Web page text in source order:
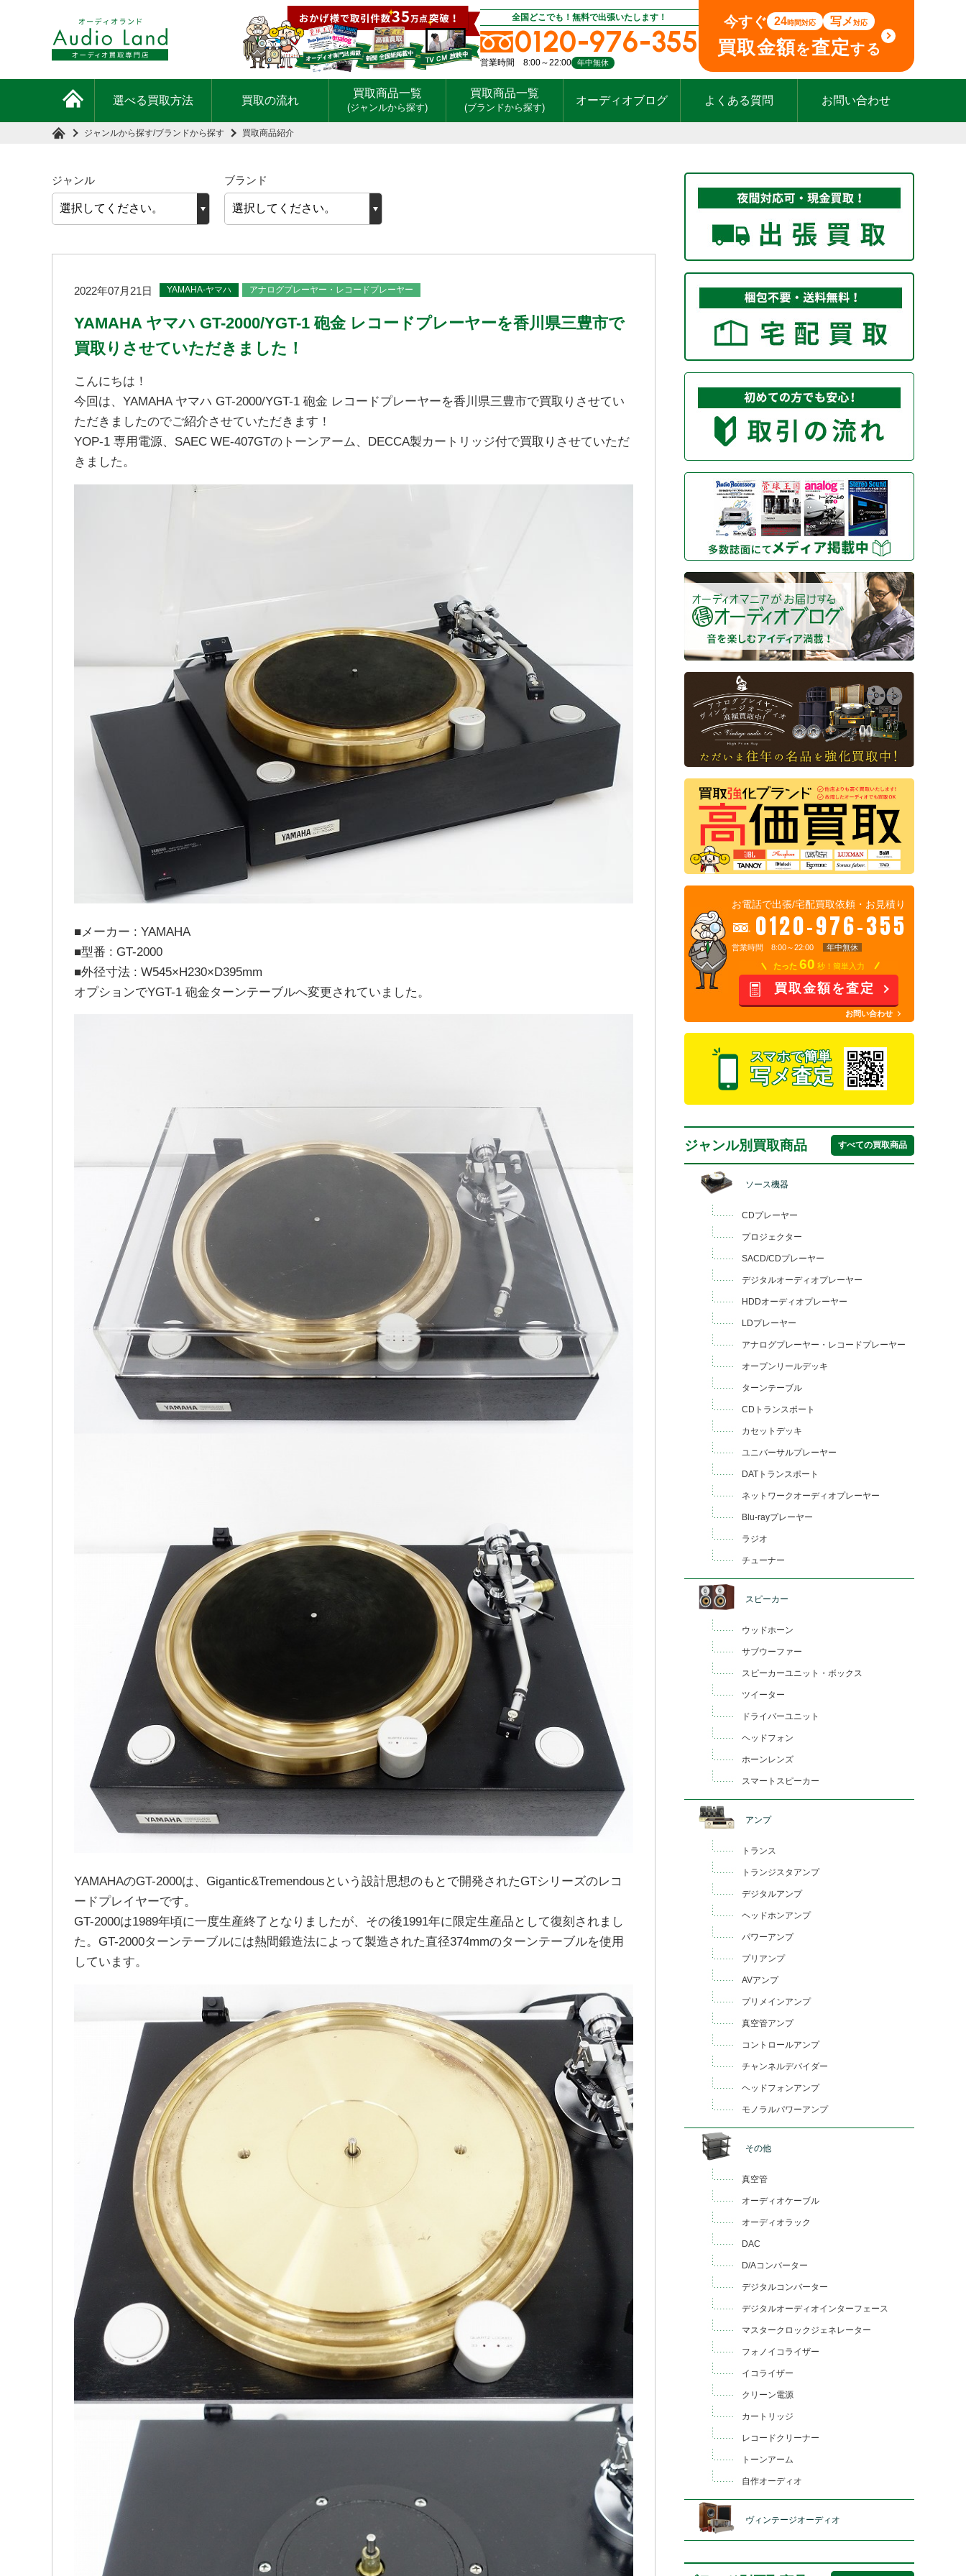
全国どこでも！無料で出張いたします！
0120-976-355
営業時間 8:00～22:00 年中無休
今すぐ 24時間対応 写メ対応
買取金額を査定する
選べる買取方法 買取の流れ
買取商品一覧
(ジャンルから探す)
買取商品一覧
(ブランドから探す)
オーディオブログ よくある質問 お問い合わせ
ジャンルから探す/ブランドから探す 買取商品紹介
ジャンル ブランド
2022年07月21日 YAMAHA-ヤマハ アナログプレーヤー・レコードプレーヤー
YAMAHA ヤマハ GT-2000/YGT-1 砲金 レコードプレーヤーを香川県三豊市で
買取りさせていただきました！
こんにちは！
今回は、YAMAHA ヤマハ GT-2000/YGT-1 砲金 レコードプレーヤーを香川県三豊市で買取りさせてい
ただきましたのでご紹介させていただきます！
YOP-1 専用電源、SAEC WE-407GTのトーンアーム、DECCA製カートリッジ付で買取りさせていただ
きました。
■メーカー : YAMAHA
■型番 : GT-2000
■外径寸法 : W545×H230×D395mm
オプションでYGT-1 砲金ターンテーブルへ変更されていました。
YAMAHAのGT-2000は、Gigantic&Tremendousという設計思想のもとで開発されたGTシリーズのレコ
ードプレイヤーです。
GT-2000は1989年頃に一度生産終了となりましたが、その後1991年に限定生産品として復刻されまし
た。GT-2000ターンテーブルには熱間鍛造法によって製造された直径374mmのターンテーブルを使用
しています。
お電話で出張/宅配買取依頼・お見積り
0120-976-355
営業時間 8:00～22:00 年中無休
たった 60 秒！簡単入力
買取金額を査定
お問い合わせ
スマホで簡単
写メ査定
ジャンル別買取商品 すべての買取商品
ソース機器
CDプレーヤー
プロジェクター
SACD/CDプレーヤー
デジタルオーディオプレーヤー
HDDオーディオプレーヤー
LDプレーヤー
アナログプレーヤー・レコードプレーヤー
オープンリールデッキ
ターンテーブル
CDトランスポート
カセットデッキ
ユニバーサルプレーヤー
DATトランスポート
ネットワークオーディオプレーヤー
Blu-rayプレーヤー
ラジオ
チューナー
スピーカー
ウッドホーン
サブウーファー
スピーカーユニット・ボックス
ツイーター
ドライバーユニット
ヘッドフォン
ホーンレンズ
スマートスピーカー
アンプ
トランス
トランジスタアンプ
デジタルアンプ
ヘッドホンアンプ
パワーアンプ
プリアンプ
AVアンプ
プリメインアンプ
真空管アンプ
コントロールアンプ
チャンネルデバイダー
ヘッドフォンアンプ
モノラルパワーアンプ
その他
真空管
オーディオケーブル
オーディオラック
DAC
D/Aコンバーター
デジタルコンバーター
デジタルオーディオインターフェース
マスタークロックジェネレーター
フォノイコライザー
イコライザー
クリーン電源
カートリッジ
レコードクリーナー
トーンアーム
自作オーディオ
ヴィンテージオーディオ